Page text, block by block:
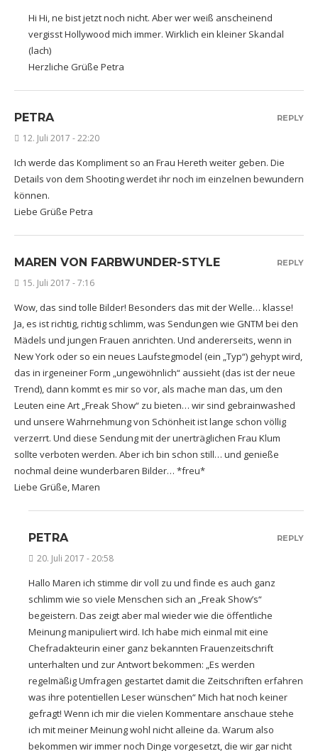
Hi Hi, ne bist jetzt noch nicht. Aber wer weiß anscheinend
vergisst Hollywood mich immer. Wirklich ein kleiner Skandal
(lach)
Herzliche Grüße Petra
PETRA
12. Juli 2017 - 22:20
Ich werde das Kompliment so an Frau Hereth weiter geben. Die
Details von dem Shooting werdet ihr noch im einzelnen bewundern
können.
Liebe Grüße Petra
REPLY
MAREN VON FARBWUNDER-STYLE
15. Juli 2017 - 7:16
Wow, das sind tolle Bilder! Besonders das mit der Welle… klasse!
Ja, es ist richtig, richtig schlimm, was Sendungen wie GNTM bei den
Mädels und jungen Frauen anrichten. Und andererseits, wenn in
New York oder so ein neues Laufstegmodel (ein „Typ“) gehypt wird,
das in irgeneiner Form „ungewöhnlich“ aussieht (das ist der neue
Trend), dann kommt es mir so vor, als mache man das, um den
Leuten eine Art „Freak Show“ zu bieten… wir sind gebrainwashed
und unsere Wahrnehmung von Schönheit ist lange schon völlig
verzerrt. Und diese Sendung mit der unerträglichen Frau Klum
sollte verboten werden. Aber ich bin schon still… und genieße
nochmal deine wunderbaren Bilder… *freu*
Liebe Grüße, Maren
REPLY
PETRA
20. Juli 2017 - 20:58
Hallo Maren ich stimme dir voll zu und finde es auch ganz
schlimm wie so viele Menschen sich an „Freak Show’s“
begeistern. Das zeigt aber mal wieder wie die öffentliche
Meinung manipuliert wird. Ich habe mich einmal mit eine
Chefradakteurin einer ganz bekannten Frauenzeitschrift
unterhalten und zur Antwort bekommen: „Es werden
regelmäßig Umfragen gestartet damit die Zeitschriften erfahren
was ihre potentiellen Leser wünschen“ Mich hat noch keiner
gefragt! Wenn ich mir die vielen Kommentare anschaue stehe
ich mit meiner Meinung wohl nicht alleine da. Warum also
bekommen wir immer noch Dinge vorgesetzt, die wir gar nicht
REPLY